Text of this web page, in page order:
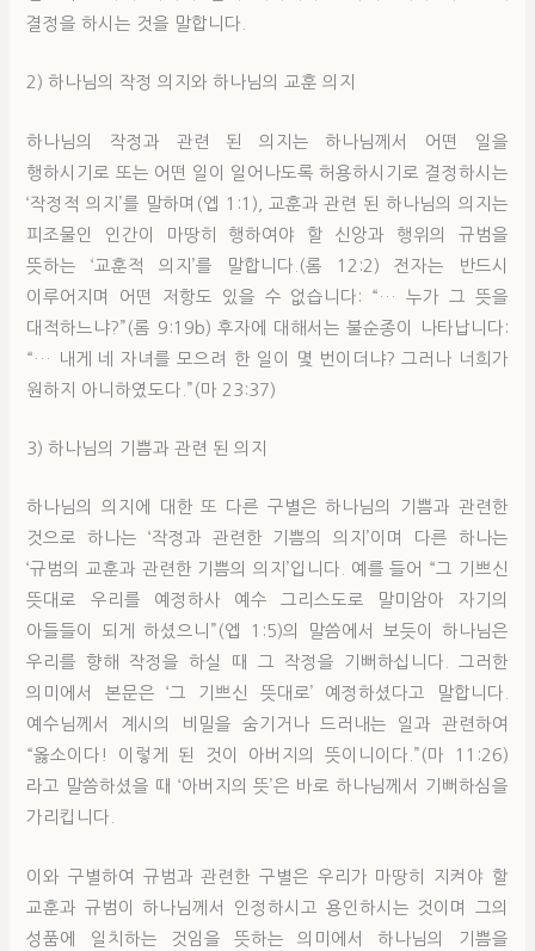
결정을 하시는 것을 말합니다.
2) 하나님의 작정 의지와 하나님의 교훈 의지
하나님의 작정과 관련 된 의지는 하나님께서 어떤 일을
행하시기로 또는 어떤 일이 일어나도록 허용하시기로 결정하시는
‘작정적 의지’를 말하며(엡 1:1), 교훈과 관련 된 하나님의 의지는
피조물인 인간이 마땅히 행하여야 할 신앙과 행위의 규범을
뜻하는 ‘교훈적 의지’를 말합니다.(롬 12:2) 전자는 반드시
이루어지며 어떤 저항도 있을 수 없습니다: “… 누가 그 뜻을
대적하느냐?”(롬 9:19b) 후자에 대해서는 불순종이 나타납니다:
“… 내게 네 자녀를 모으려 한 일이 몇 번이더냐? 그러나 너희가
원하지 아니하였도다.”(마 23:37)
3) 하나님의 기쁨과 관련 된 의지
하나님의 의지에 대한 또 다른 구별은 하나님의 기쁨과 관련한
것으로 하나는 ‘작정과 관련한 기쁨의 의지’이며 다른 하나는
‘규범의 교훈과 관련한 기쁨의 의지’입니다. 예를 들어 “그 기쁘신
뜻대로 우리를 예정하사 예수 그리스도로 말미암아 자기의
아들들이 되게 하셨으니”(엡 1:5)의 말씀에서 보듯이 하나님은
우리를 향해 작정을 하실 때 그 작정을 기뻐하십니다. 그러한
의미에서 본문은 ‘그 기쁘신 뜻대로’ 예정하셨다고 말합니다.
예수님께서 계시의 비밀을 숨기거나 드러내는 일과 관련하여
“옳소이다! 이렇게 된 것이 아버지의 뜻이니이다.”(마 11:26)
라고 말씀하셨을 때 ‘아버지의 뜻’은 바로 하나님께서 기뻐하심을
가리킵니다.
이와 구별하여 규범과 관련한 구별은 우리가 마땅히 지켜야 할
교훈과 규범이 하나님께서 인정하시고 용인하시는 것이며 그의
성품에 일치하는 것임을 뜻하는 의미에서 하나님의 기쁨을